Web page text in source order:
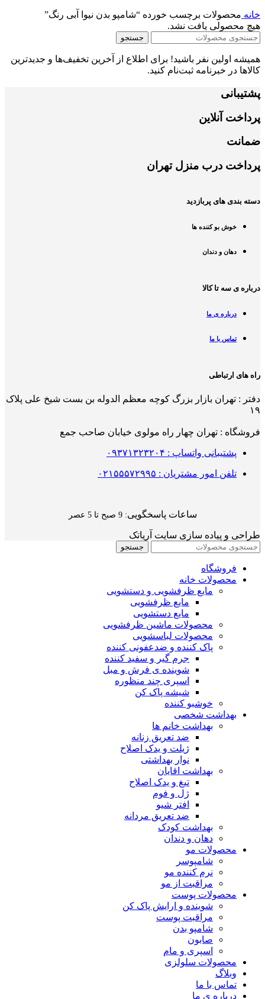
خانه محصولات برچسب خورده “شامپو بدن نیوا آبی رنگ”
هیچ محصولی یافت نشد.
جستجو
همیشه اولین نفر باشید! برای اطلاع از آخرین تخفیف‌ها و جدیدترین
کالاها در خبرنامه ثبت‌نام کنید.
پشتیبانی
پرداخت آنلاین
ضمانت
پرداخت درب منزل تهران
دسته بندی های پربازدید
خوش بو کننده ها
دهان و دندان
درباره ی سه تا کالا
درباره ی ما
تماس با ما
راه های ارتباطی
دفتر : تهران بازار بزرگ کوچه معظم الدوله بن بست شیخ علی پلاک
۱۹
فروشگاه : تهران چهار راه مولوی خیابان صاحب جمع
پشتیبانی واتساپ : ۰۹۳۷۱۳۲۳۲۰۴
تلفن امور مشتریان : ۰۲۱۵۵۵۷۲۹۹۵
ساعات پاسخگویی: 9 صبح تا 5 عصر
طراحی و پیاده سازی سایت آریاتک
جستجو
فروشگاه
محصولات خانه
مایع ظرفشویی و دستشویی
مایع ظرفشویی
مایع دستشویی
محصولات ماشین ظرفشویی
محصولات لباسشویی
پاک کننده و ضدعفونی کننده
جرم گیر و سفید کننده
شوینده ی فرش و مبل
اسپری چند منظوره
شیشه پاک کن
خوشبو کننده
بهداشت شخصی
بهداشت خانم ها
ضد تعریق زنانه
ژیلت و یدک اصلاح
نوار بهداشتی
بهداشت اقایان
تیغ و یدک اصلاح
ژل و فوم
افتر شیو
ضد تعریق مردانه
بهداشت کودک
دهان و دندان
محصولات مو
شامپوسر
نرم کننده مو
مراقبت از مو
محصولات پوست
شوینده و ارایش پاک کن
مراقبت پوست
شامپو بدن
صابون
اسپری و مام
محصولات سلولزی
وبلاگ
تماس با ما
درباره ی ما